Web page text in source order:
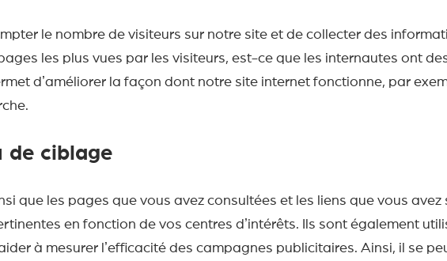
le nombre de visiteurs sur notre site et de collecter des
les plus vues par les visiteurs, est-ce que les internautes ont
dʼaméliorer la façon dont notre site internet fonctionne, par
de ciblage
que les pages que vous avez consultées et les liens que vous avez
en fonction de vos centres dʼintérêts. Ils sont également
à mesurer lʼefficacité des campagnes publicitaires. Ainsi, il se